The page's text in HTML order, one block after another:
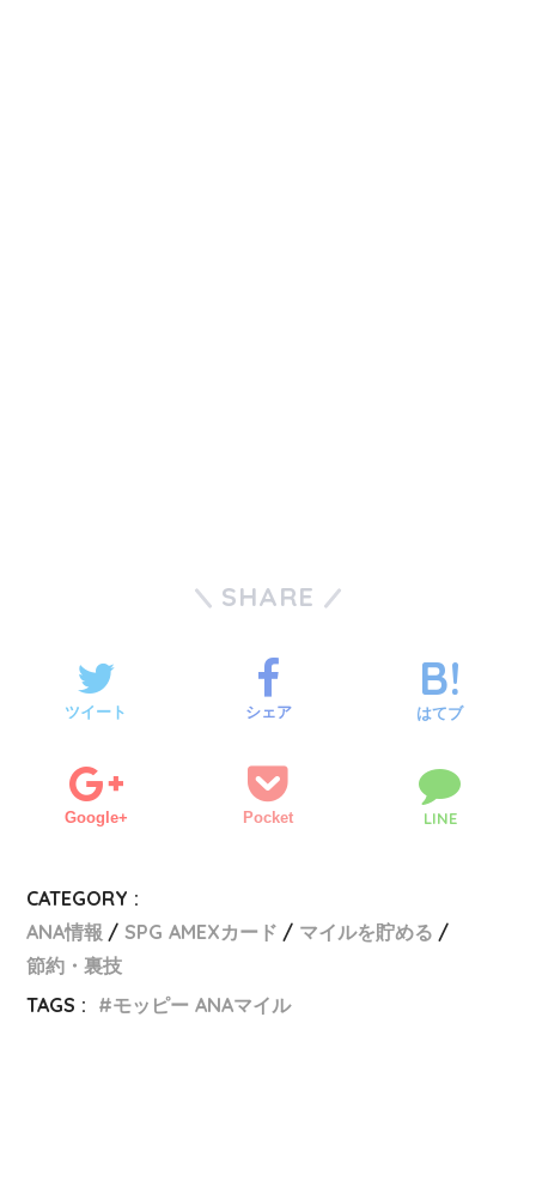
SHARE
ツイート シェア はてブ
Google+ Pocket LINE
CATEGORY :
ANA情報
SPG AMEXカード
マイルを貯める
節約・裏技
TAGS :
モッピー ANAマイル